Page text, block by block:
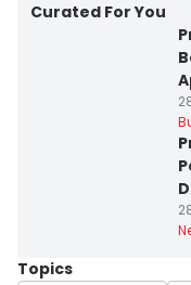
Curated For You
Topics